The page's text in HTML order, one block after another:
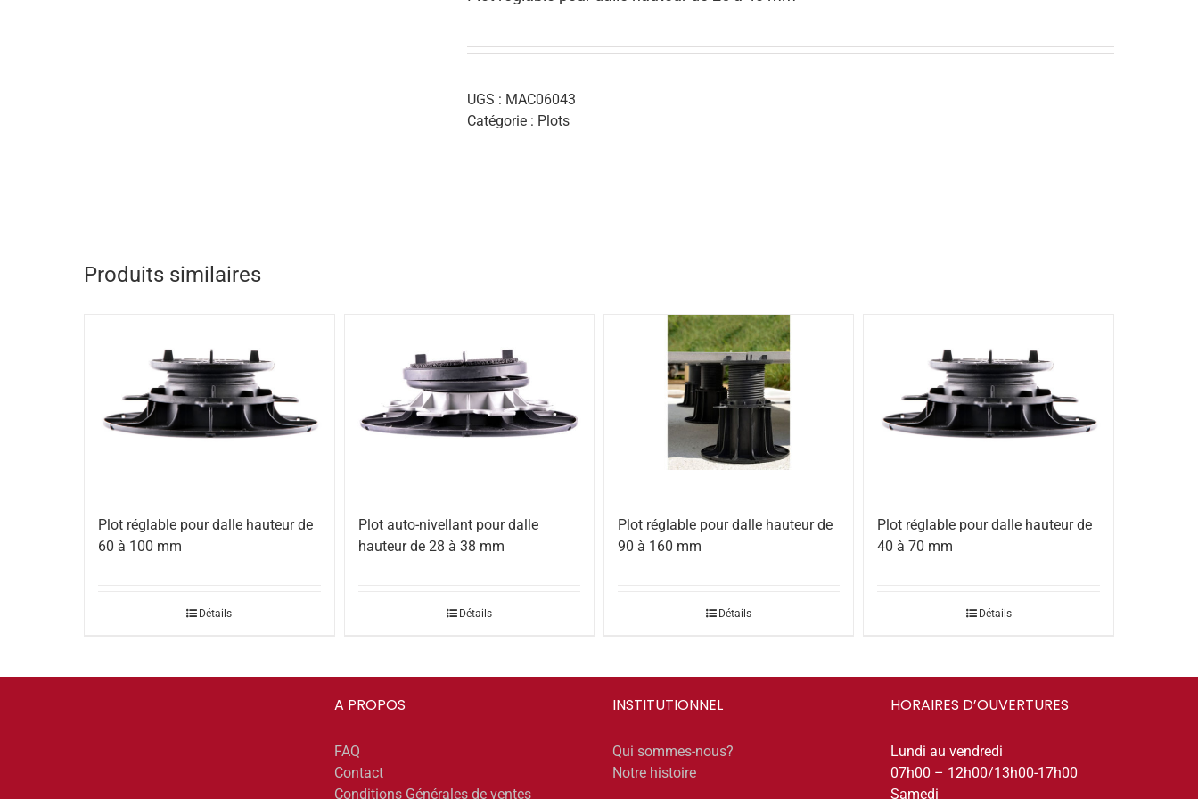
UGS : MAC06043
Catégorie : Plots
Produits similaires
Plot réglable pour dalle hauteur de
60 à 100 mm
Détails
Plot auto-nivellant pour dalle
hauteur de 28 à 38 mm
Détails
Plot réglable pour dalle hauteur de
90 à 160 mm
Détails
Plot réglable pour dalle hauteur de
40 à 70 mm
Détails
A PROPOS
FAQ
Contact
Conditions Générales de ventes
INSTITUTIONNEL
Qui sommes-nous?
Notre histoire
HORAIRES D’OUVERTURES
Lundi au vendredi
07h00 – 12h00/13h00-17h00
Samedi